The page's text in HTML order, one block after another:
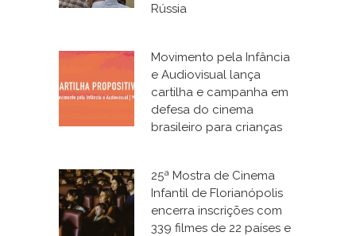
Rússia
Movimento pela Infância
e Audiovisual lança
cartilha e campanha em
defesa do cinema
brasileiro para crianças
25ª Mostra de Cinema
Infantil de Florianópolis
encerra inscrições com
339 filmes de 22 países e